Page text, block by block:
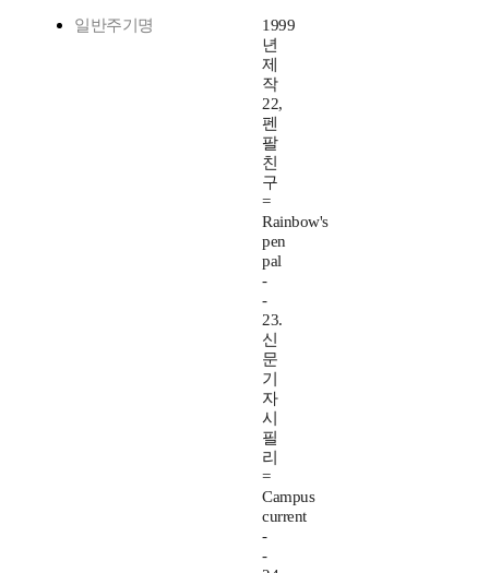
일반주기명
1999
년
제
작
22,
펜
팔
친
구
=
Rainbow's
pen
pal
-
-
23.
신
문
기
자
시
필
리
=
Campus
current
-
-